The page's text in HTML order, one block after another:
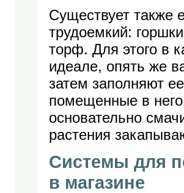
Существует также
трудоемкий:
торф. Для этого в
идеале, опять же
затем заполняют
помещенные в
основательно
растения
Системы для
в магазине